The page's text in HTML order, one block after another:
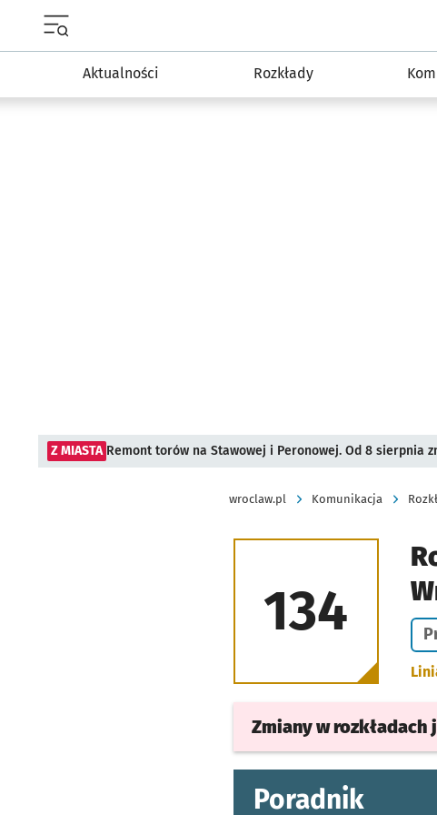
Aktualności Rozkłady
Z MIASTA Remont torów na Stawowej i Peronowej. Od 8 sierpnia
wroclaw.pl Komunikacja
134
Zmiany w rozkładach
Poradnik